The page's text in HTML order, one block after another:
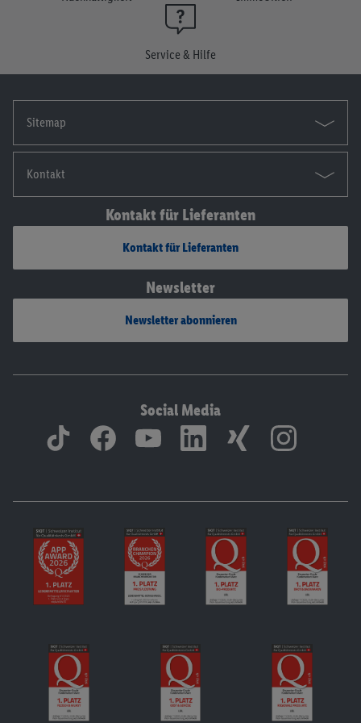
Service & Hilfe
Sitemap
Kontakt
Kontakt für Lieferanten
Kontakt für Lieferanten
Newsletter
Newsletter abonnieren
Social Media
widerrufen, findest du in unserenDatenschutzbestimmungen
Die Impressen findest du hier.